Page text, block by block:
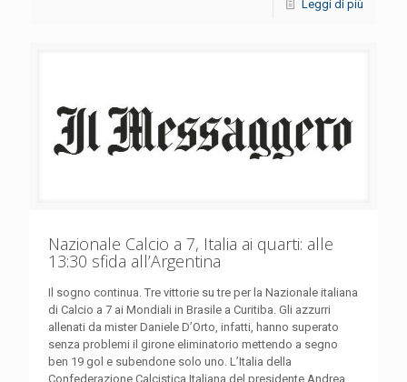
Leggi di più
Nazionale Calcio a 7, Italia ai quarti: alle
13:30 sfida all’Argentina
Il sogno continua. Tre vittorie su tre per la Nazionale italiana
di Calcio a 7 ai Mondiali in Brasile a Curitiba. Gli azzurri
allenati da mister Daniele D’Orto, infatti, hanno superato
senza problemi il girone eliminatorio mettendo a segno
ben 19 gol e subendone solo uno. L’Italia della
Confederazione Calcistica Italiana del presidente Andrea